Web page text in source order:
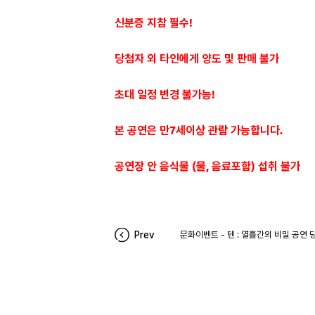
신분증 지참 필수!
당첨자 외 타인에게 양도 및 판매 불가
초대 일정 변경 불가능!
본 공연은 만7세이상 관람 가능합니다.
공연장 안 음식물 (물, 음료포함) 섭취 불가
Prev 문화이벤트 - 텐 : 열흘간의 비밀 공연